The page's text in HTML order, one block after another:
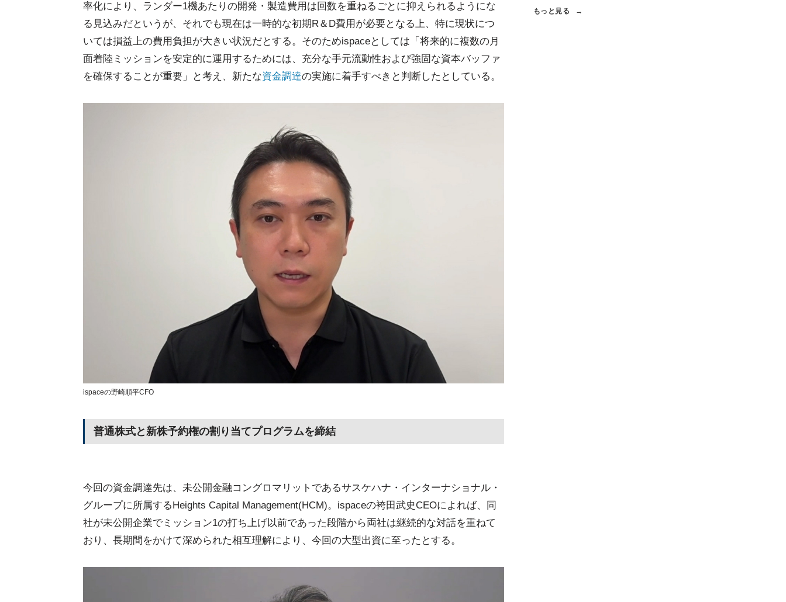
率化により、ランダー1機あたりの開発・製造費用は回数を重ねるごとに抑えられるようにな
る見込みだというが、それでも現在は一時的な初期R＆D費用が必要となる上、特に現状につ
いては損益上の費用負担が大きい状況だとする。そのためispaceとしては「将来的に複数の月
面着陸ミッションを安定的に運用するためには、充分な手元流動性および強固な資本バッファ
を確保することが重要」と考え、新たな資金調達の実施に着手すべきと判断したとしている。
ispaceの野崎順平CFO
普通株式と新株予約権の割り当てプログラムを締結
今回の資金調達先は、未公開金融コングロマリットであるサスケハナ・インターナショナル・
グループに所属するHeights Capital Management(HCM)。ispaceの袴田武史CEOによれば、同
社が未公開企業でミッション1の打ち上げ以前であった段階から両社は継続的な対話を重ねて
おり、長期間をかけて深められた相互理解により、今回の大型出資に至ったとする。
もっと見る